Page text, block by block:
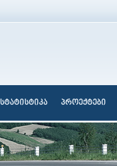
სტატისტიკა პროექტები